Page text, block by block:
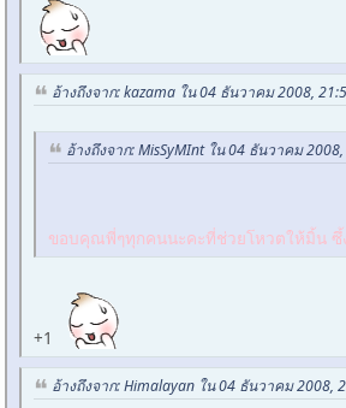
อ้างถึงจาก: kazama ใน 04 ธันวาคม 2008,
อ้างถึงจาก: MisSyMInt ใน 04 ธันวาคม
ขอบคุณพี่ๆทุกคนนะคะที่ช่วยโหวตให้มิ้น ซึ้
+1
อ้างถึงจาก: Himalayan ใน 04 ธันวาคม 2008,